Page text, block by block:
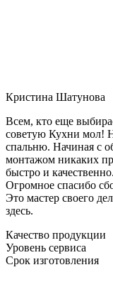
Кристина Шатунова
Всем, кто еще
советую Кухни мол!
спальню. Начиная с
монтажом никаких
быстро и
Огромное спасибо
Это мастер своего
здесь.
Качество продукции
Уровень сервиса
Срок изготовления